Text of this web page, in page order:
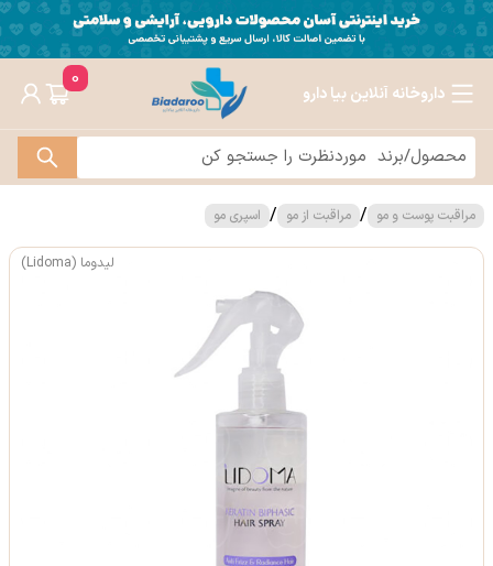
داروخانه آنلاین بیا دارو
0
مراقبت پوست و مو / مراقبت از مو / اسپری مو
لیدوما (Lidoma)